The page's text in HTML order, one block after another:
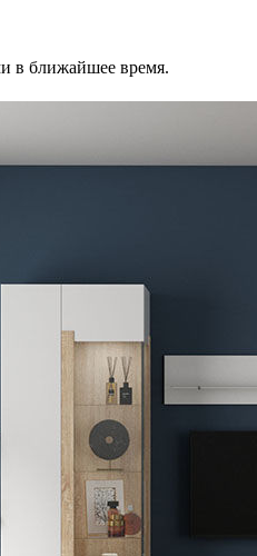
в ближайшее время.